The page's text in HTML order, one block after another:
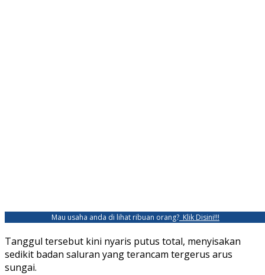
Mau usaha anda di lihat ribuan orang? Klik Disini!!!
Tanggul tersebut kini nyaris putus total, menyisakan
sedikit badan saluran yang terancam tergerus arus
sungai.